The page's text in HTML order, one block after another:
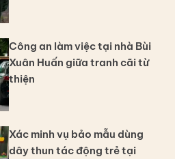
Công an làm việc tại nhà Bùi
Xuân Huấn giữa tranh cãi từ
thiện
Xác minh vụ bảo mẫu dùng
dây thun tác động trẻ tại